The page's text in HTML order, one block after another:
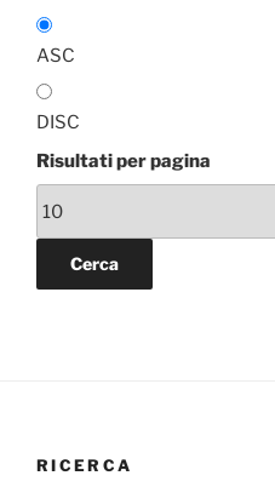
ASC
DISC
Risultati per pagina
RICERCA